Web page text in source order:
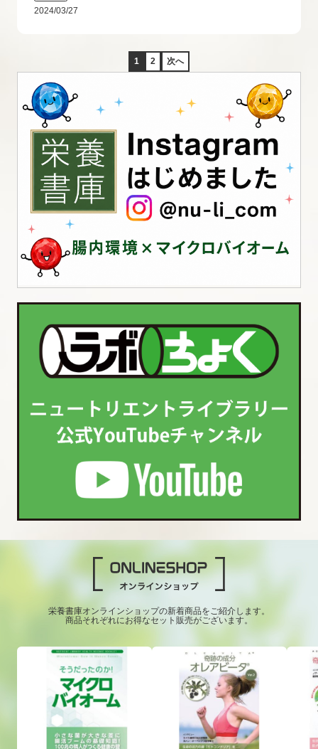
2024/03/27
1 2 次へ
栄養書庫オンラインショップの新着商品をご紹介します。
商品それぞれにお得なセット販売がございます。